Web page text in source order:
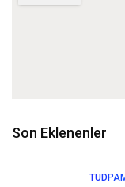
Son Eklenenler